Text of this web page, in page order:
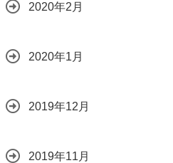
2020年2月
2020年1月
2019年12月
2019年11月